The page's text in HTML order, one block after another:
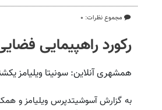
مجموع نظرات: ۰
رکورد راهپیمایی
همشهری آنلاین: سونیتا ویلیامز یکشنبه 3 فوریه (14 بهمن) طولانی‌تر از هر زن دیگری در فضا به
به گزارش آسوشیتدپرس ویلیامز و